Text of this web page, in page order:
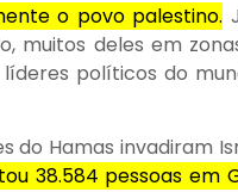
o povo palestino.
muitos deles em
líderes políticos do
Hamas invadiram
38.584 pessoas em